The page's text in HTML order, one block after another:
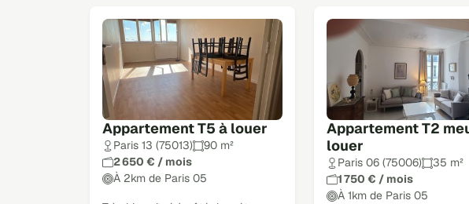
Appartement T5 à louer
Paris 13 (75013)
90 m²
2 650 € / mois
À 2km de Paris 05
Appartement T2
louer
Paris 06 (75006)
35 m²
1 750 € / mois
À 1km de Paris 05